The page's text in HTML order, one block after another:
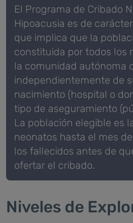
El Programa de Cribado
Hipoacusia es de
que implica que la
constituida por todos los
la comunidad autónoma
independientemente de
nacimiento (hospital o
tipo de aseguramiento
La población elegible es
neonatos hasta el mes
los fallecidos antes de
ofertar el cribado.
Niveles de